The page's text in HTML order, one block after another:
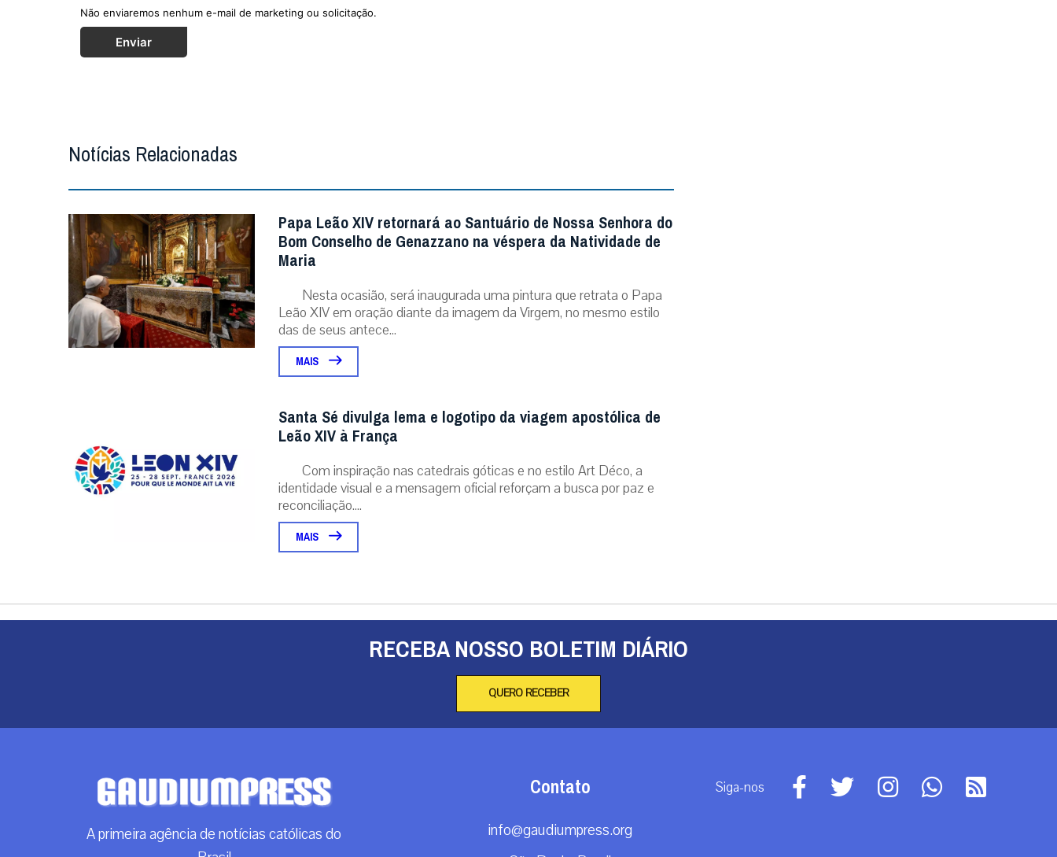
Não enviaremos nenhum e-mail de marketing ou solicitação.
Enviar
Notícias Relacionadas
Papa Leão XIV retornará ao Santuário de Nossa Senhora do
Bom Conselho de Genazzano na véspera da Natividade de
Maria
Nesta ocasião, será inaugurada uma pintura que retrata o Papa
Leão XIV em oração diante da imagem da Virgem, no mesmo estilo
das de seus antece...
MAIS
Santa Sé divulga lema e logotipo da viagem apostólica de
Leão XIV à França
Com inspiração nas catedrais góticas e no estilo Art Déco, a
identidade visual e a mensagem oficial reforçam a busca por paz e
reconciliação....
MAIS
RECEBA NOSSO BOLETIM DIÁRIO
QUERO RECEBER
A primeira agência de notícias católicas do
Contato
info@gaudiumpress.org
Siga-nos